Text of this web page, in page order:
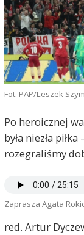
Fot. PAP/Leszek
Po heroicznej
była niezła
rozegraliśmy
Zaprasza Agata
red. Artur